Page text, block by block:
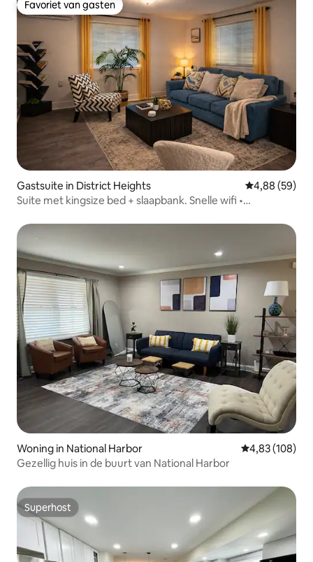
Favoriet van gasten
Favoriet van gasten
Gastsuite in District Heights Gemiddelde
4,88 (59)
Suite met kingsize bed + slaapbank. Snelle wifi •
Woning in National Harbor Gemiddelde
4,83 (108)
Gezellig huis in de buurt van National Harbor
Superhost
Superhost